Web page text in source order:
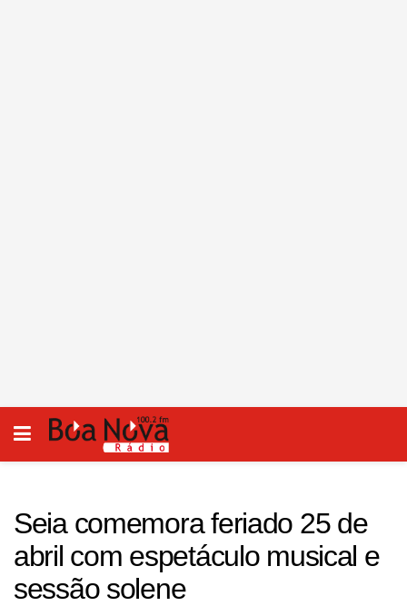
Seia comemora feriado 25 de
abril com espetáculo musical e
sessão solene